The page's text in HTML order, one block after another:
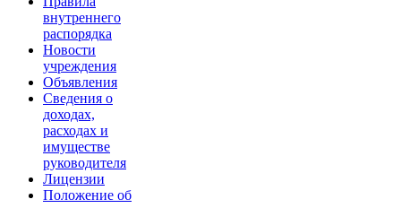
внутреннего
распорядка
Новости
учреждения
Объявления
Сведения о
доходах,
расходах и
имуществе
руководителя
Лицензии
Положение об